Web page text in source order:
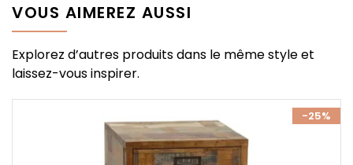
VOUS AIMEREZ AUSSI
Explorez d’autres produits dans le même style et
laissez-vous inspirer.
-25%